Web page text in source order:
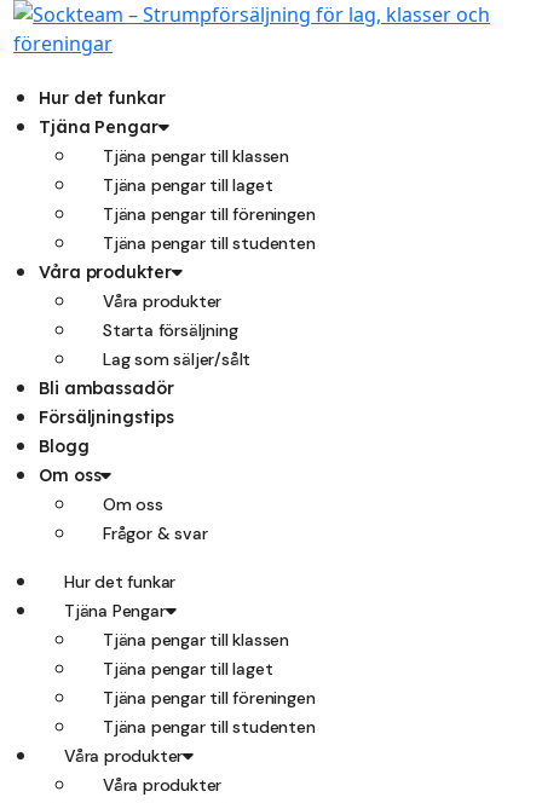
Hoppa
till
Hur det funkar
Tjäna Pengar
Tjäna pengar till klassen
Tjäna pengar till laget
Tjäna pengar till föreningen
Tjäna pengar till studenten
Våra produkter
Våra produkter
Starta försäljning
Lag som säljer/sålt
Bli ambassadör
Försäljningstips
Blogg
Om oss
Om oss
Frågor & svar
Hur det funkar
Tjäna Pengar
Tjäna pengar till klassen
Tjäna pengar till laget
Tjäna pengar till föreningen
Tjäna pengar till studenten
Våra produkter
Våra produkter